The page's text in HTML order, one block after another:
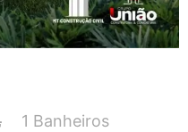
1 Banheiros